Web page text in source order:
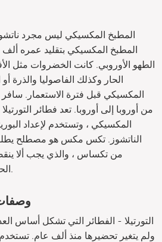
المطبخ المكسيكي ليس مجرد ناتشوز
المطبخ المكسيكي بتقليد عمره
الطهو الأوروبي. كانت الخضروات مثل
الحار وكذلك الفاصوليا والذرة
المكسيكي قبل فترة الاستعمار. سافر
من أوروبا إلى أوروبا. تعد فطائر
المكسيكي ، وتستخدم لإعداد
الناتشوز. تكس مكس هو مصطلح
من تكساس ، والذي يجب ألا
الحامضة أو الأرز أو الفاصوليا.
التورتيلا - الفطائر التي تشكل أساس
ولم يتغير تحضيرها منذ ألف عام.